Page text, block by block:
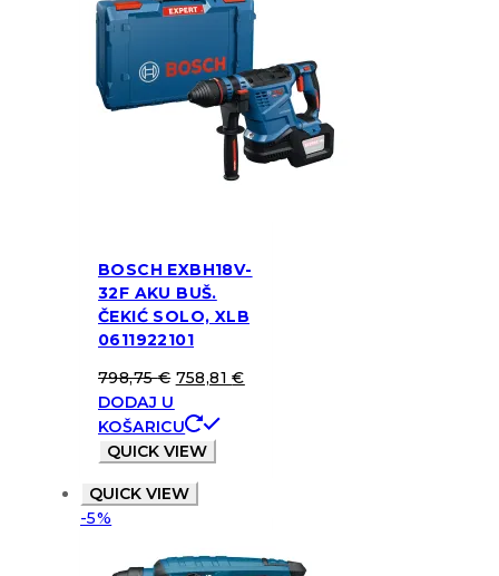
BOSCH EXBH18V-
32F AKU BUŠ.
ČEKIĆ SOLO, XLB
0611922101
798,75€ 758,81€
DODAJ U
KOŠARICU
QUICK VIEW
QUICK VIEW
-5%